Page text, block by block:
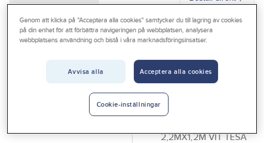
Outlet
Gelia Produkter Gelia Fästmaterial Insektsnät
TESA
Insektsnät för
dörr, Comfort,
2,2MX1,2M VIT TESA
Genom att klicka på "Acceptera alla cookies" samtycker du till lagring av cookies
på din enhet för att förbättra navigeringen på webbplatsen, analysera
webbplatsens användning och bistå i våra marknadsföringsinsatser.
Avvisa alla Acceptera alla cookies
Cookie-inställningar